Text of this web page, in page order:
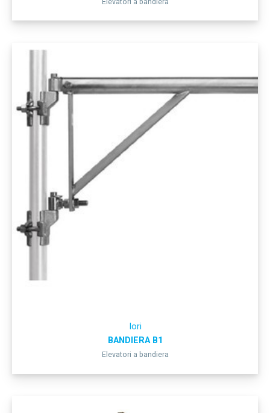
Iori
BANDIERA B1
Elevatori a bandiera